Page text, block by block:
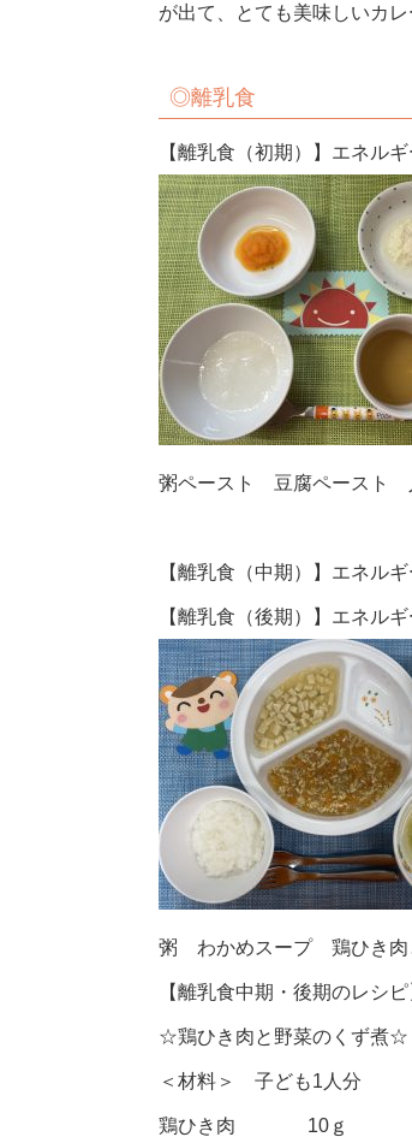
が出て、とても美味しいカ
◎離乳食
【離乳食（初期）】エネ
粥ペースト 豆腐ペースト
【離乳食（中期）】エネ
【離乳食（後期）】エネ
粥 わかめスープ 鶏ひき肉
【離乳食中期・後期のレシピ
☆鶏ひき肉と野菜のくず煮☆
＜材料＞ 子ども1人分
鶏ひき肉 10ｇ